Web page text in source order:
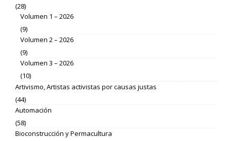
(28)
Volumen 1 – 2026
(9)
Volumen 2 – 2026
(9)
Volumen 3 – 2026
(10)
Artivismo, Artistas activistas por causas justas
(44)
Automación
(58)
Bioconstrucción y Permacultura